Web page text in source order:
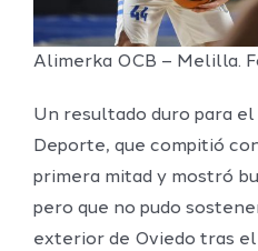
Alimerka OCB – Melilla.
Un resultado duro para
Deporte, que compitió
primera mitad y mostró
pero que no pudo
exterior de Oviedo tras